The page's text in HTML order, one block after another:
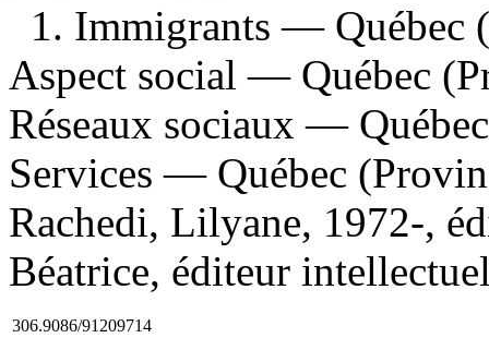
1. Immigrants —
Aspect social — Québec
Réseaux sociaux —
Services — Québec
Rachedi, Lilyane, 1972-,
Béatrice, éditeur
306.9086/91209714